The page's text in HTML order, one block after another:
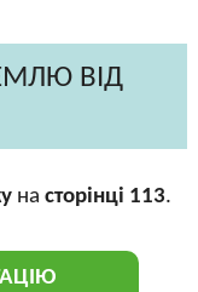
ВІД
на сторінці 113.